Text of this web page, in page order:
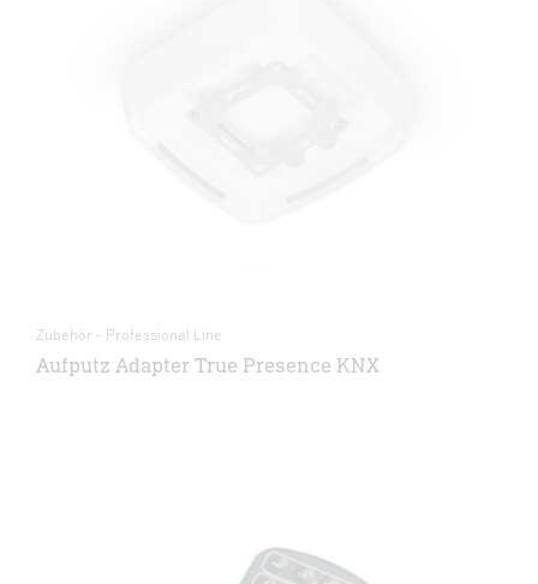
Zubehör - Professional Line
Aufputz Adapter True Presence KNX